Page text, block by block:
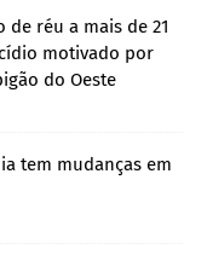
de réu a mais de 21
motivado por
do Oeste
tem mudanças em